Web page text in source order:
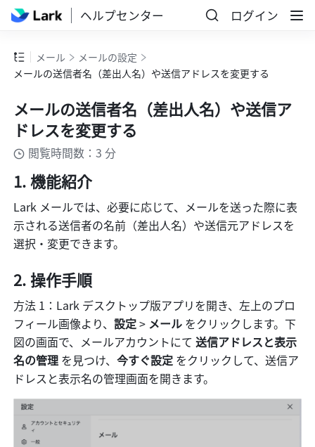
ヘルプセンター ログイン
メール
メールの設定
メールの送信者名（差出人名）や送信アドレスを変更する
メールの送信者名（差出人名）や送信ア
ドレスを変更する
閲覧時間数：3 分
機能紹介
Lark メールでは、必要に応じて、メールを送った際に表
示される送信者の名前（差出人名）や送信元アドレスを
選択・変更できます。
操作手順
方法 1：Lark デスクトップ版アプリを開き、左上のプロ
フィール画像より、設定 > メール をクリックします。下
図の画面で、メールアカウントにて 送信アドレスと表示
名の管理 を見つけ、今すぐ設定 をクリックして、送信ア
ドレスと表示名の管理画面を開きます。